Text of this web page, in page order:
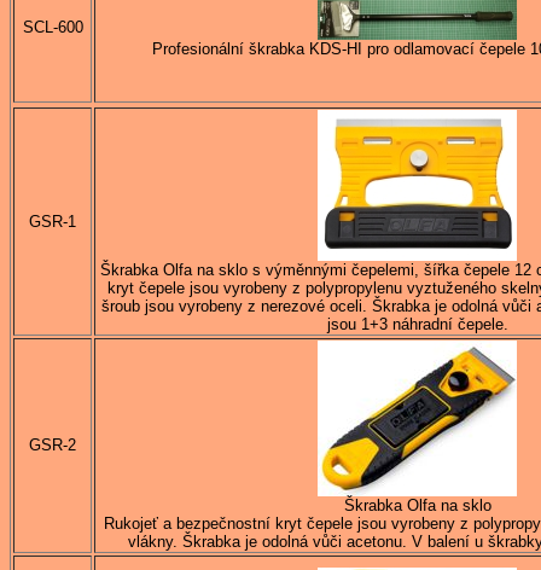
SCL-600
Profesionální škrabka KDS-HI pro odlamovací čepele
GSR-1
Škrabka Olfa na sklo s výměnnými čepelemi, šířka čepele 12
kryt čepele jsou vyrobeny z polypropylenu vyztuženého
šroub jsou vyrobeny z nerezové oceli. Škrabka je odolná vůči
jsou 1+3 náhradní čepele.
GSR-2
Škrabka Olfa na sklo
Rukojeť a bezpečnostní kryt čepele jsou vyrobeny z
vlákny. Škrabka je odolná vůči acetonu. V balení u